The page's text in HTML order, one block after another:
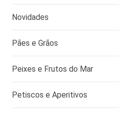
Novidades
Pães e Grãos
Peixes e Frutos do Mar
Petiscos e Aperitivos